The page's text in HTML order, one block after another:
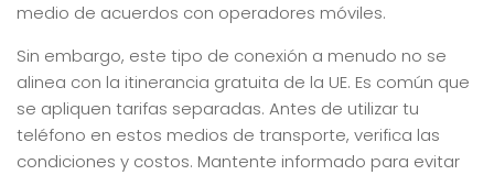
medio de acuerdos con operadores móviles.
Sin embargo, este tipo de conexión a menudo no se
alinea con la itinerancia gratuita de la UE. Es común que
se apliquen tarifas separadas. Antes de utilizar tu
teléfono en estos medios de transporte, verifica las
condiciones y costos. Mantente informado para evitar